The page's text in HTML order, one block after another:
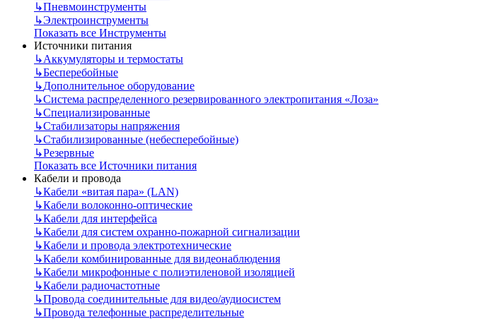
↳Пневмоинструменты
↳Электроинструменты
Показать все Инструменты
Источники питания
↳Аккумуляторы и термостаты
↳Бесперебойные
↳Дополнительное оборудование
↳Система распределенного резервированного электропитания «Лоза»
↳Специализированные
↳Стабилизаторы напряжения
↳Стабилизированные (небесперебойные)
↳Резервные
Показать все Источники питания
Кабели и провода
↳Кабели «витая пара» (LAN)
↳Кабели волоконно-оптические
↳Кабели для интерфейса
↳Кабели для систем охранно-пожарной сигнализации
↳Кабели и провода электротехнические
↳Кабели комбинированные для видеонаблюдения
↳Кабели микрофонные с полиэтиленовой изоляцией
↳Кабели радиочастотные
↳Провода соединительные для видео/аудиосистем
↳Провода телефонные распределительные